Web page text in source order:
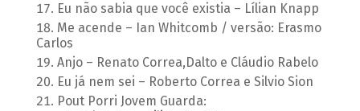
Eu não sabia que você existia – Lílian Knapp
Me acende – Ian Whitcomb / versão: Erasmo
Carlos
Anjo – Renato Correa,Dalto e Cláudio Rabelo
Eu já nem sei – Roberto Correa e Silvio Sion
Pout Porri Jovem Guarda: